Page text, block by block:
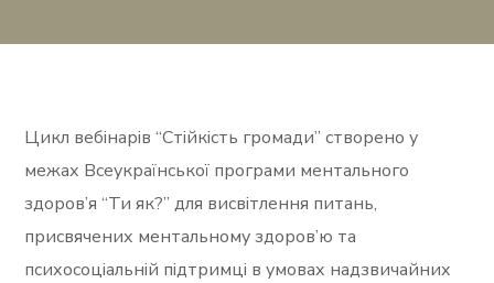
Цикл вебінарів “Стійкість громади” створено у
межах Всеукраїнської програми ментального
здоров’я “Ти як?” для висвітлення питань,
присвячених ментальному здоров’ю та
психосоціальній підтримці в умовах надзвичайних